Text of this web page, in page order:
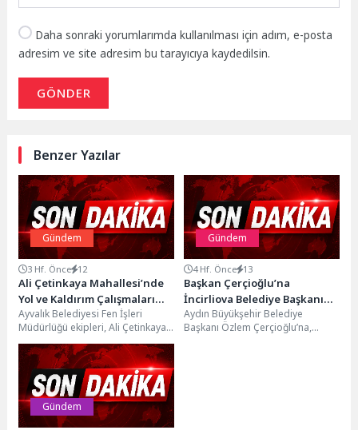
Daha sonraki yorumlarımda kullanılması için adım, e-posta
adresim ve site adresim bu tarayıcıya kaydedilsin.
GÖNDER
Benzer Yazılar
Gündem
3 Hf. Önce 12
Ali Çetinkaya Mahallesi’nde
Yol ve Kaldırım Çalışmaları
Sürüyor
Ayvalık Belediyesi Fen İşleri
Müdürlüğü ekipleri, Ali Çetinkaya
Mahallesi son durak bölgesinde
doğal gaz altyapı...
Gündem
4 Hf. Önce 13
Başkan Çerçioğlu’na
İncirliova Belediye Başkanı
Aytekin Kaya’dan Ziyaret
Aydın Büyükşehir Belediye
Başkanı Özlem Çerçioğlu’na,
Gündem